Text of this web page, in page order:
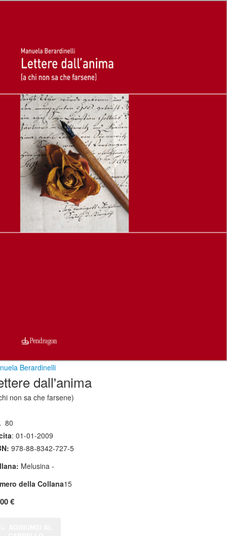
Berardinelli
dall'anima
non sa che farsene)
80
: 01-01-2009
978-88-8342-727-5
Melusina -
della Collana15
€